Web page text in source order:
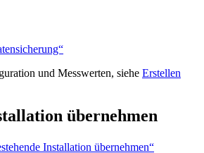
und Messwerten, siehe Erstellen
übernehmen
Installation übernehmen“